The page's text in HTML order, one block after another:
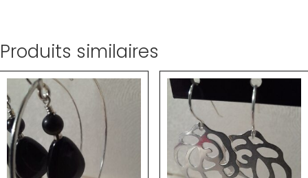
Produits similaires